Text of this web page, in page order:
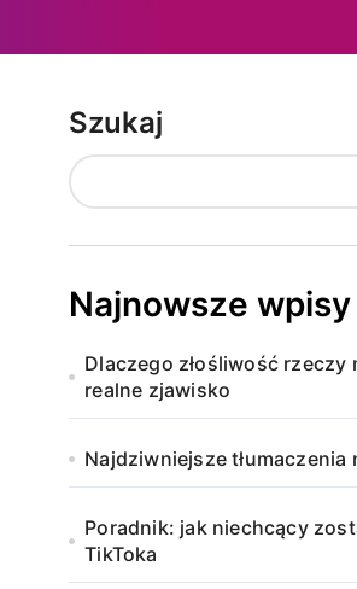
Szukaj
Najnowsze wpisy
Dlaczego złośliwość rzeczy
realne zjawisko
Najdziwniejsze tłumaczenia
Poradnik: jak niechcący
TikToka